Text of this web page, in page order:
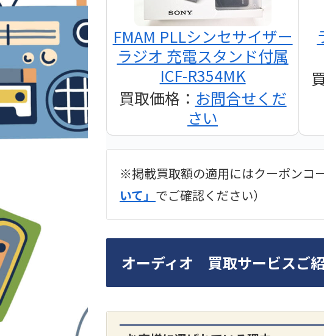
FMAM PLLシンセサイザー
ラジオ 充電スタンド付属
ICF-R354MK
買取価格： お問合せくだ
さい
2024年12月更新 オーディオ買取
LUXKIT
※掲載買取額の適用にはクーポンコ
いて」 でご確認ください）
オーディオ 買取サービスご